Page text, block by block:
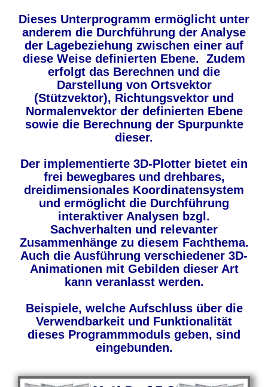
Dieses Unterprogramm ermöglicht unter
anderem die Durchführung der Analyse
der Lagebeziehung zwischen einer auf
diese Weise definierten Ebene. Zudem
erfolgt das Berechnen und die
Darstellung von Ortsvektor
(Stützvektor), Richtungsvektor und
Normalenvektor der definierten Ebene
sowie die Berechnung der Spurpunkte
dieser.
Der implementierte 3D-Plotter bietet ein
frei bewegbares und drehbares,
dreidimensionales Koordinatensystem
und ermöglicht die Durchführung
interaktiver Analysen bzgl.
Sachverhalten und relevanter
Zusammenhänge zu diesem Fachthema.
Auch die Ausführung verschiedener 3D-
Animationen mit Gebilden dieser Art
kann veranlasst werden.
Beispiele, welche Aufschluss über die
Verwendbarkeit und Funktionalität
dieses Programmmoduls geben, sind
eingebunden.